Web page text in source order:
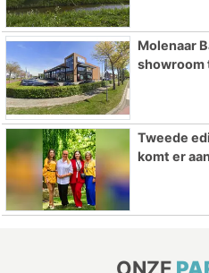
Molenaar
showroom
Tweede
komt er